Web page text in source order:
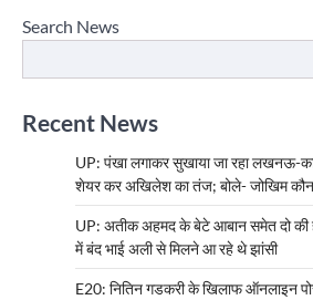
Search News
Recent News
UP: पंखा लगाकर सुखाया जा रहा लखनऊ-
शेयर कर अखिलेश का तंज; बोले- जोखिम कौन
UP: अतीक अहमद के बेटे आबान समेत दो की
में बंद भाई अली से मिलने आ रहे थे झांसी
E20: नितिन गडकरी के खिलाफ ऑनलाइन